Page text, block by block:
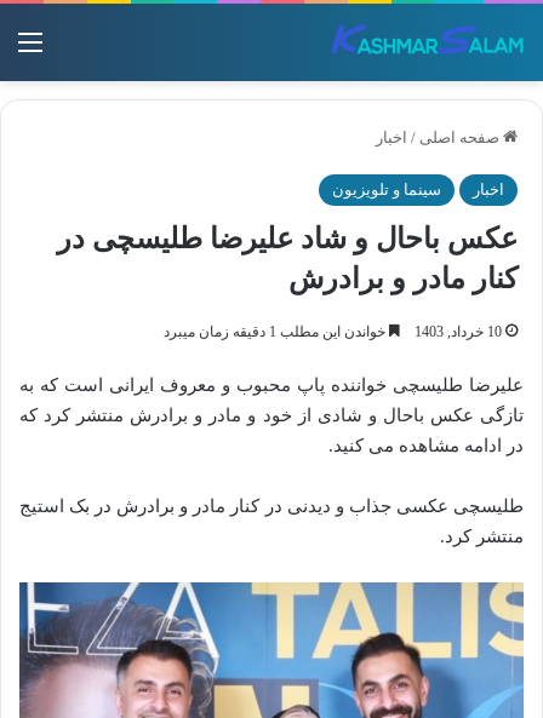
صفحه اصلی / اخبار
اخبار سینما و تلویزیون
عکس باحال و شاد علیرضا طلیسچی در
کنار مادر و برادرش
10 خرداد, 1403 خواندن این مطلب 1 دقیقه زمان میبرد
علیرضا طلیسچی خواننده پاپ محبوب و معروف ایرانی است که به
تازگی عکس باحال و شادی از خود و مادر و برادرش منتشر کرد که
در ادامه مشاهده می کنید.
طلیسچی عکسی جذاب و دیدنی در کنار مادر و برادرش در بک‌ استیج
منتشر کرد.